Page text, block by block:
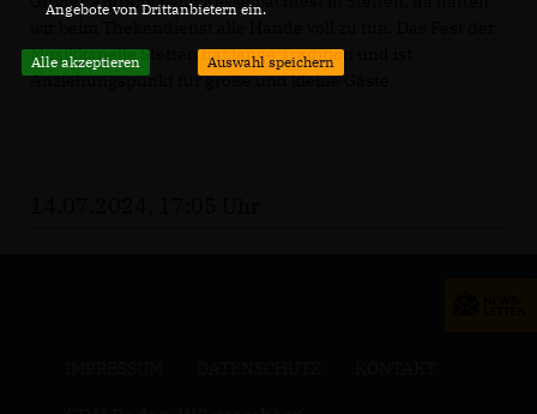
Musikkapelle Stetten hat lange Tradition und ist
Anziehungspunkt für große und kleine Gäste.
Angebote von Drittanbietern ein.
Alle akzeptieren Auswahl speichern